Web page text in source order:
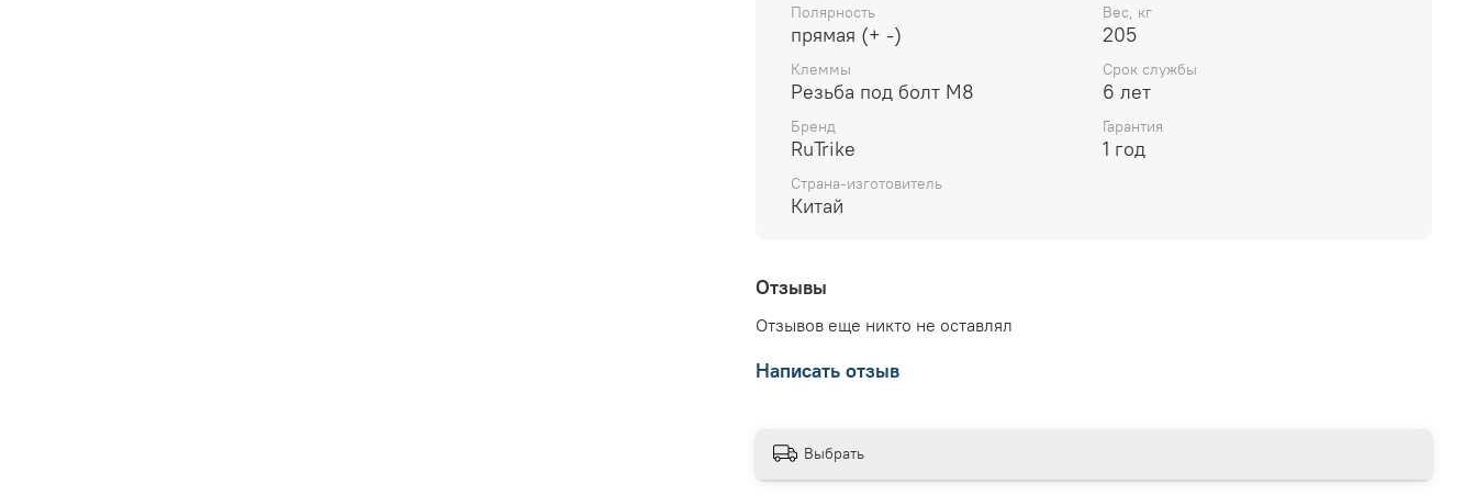
Полярность
прямая (+ -)
Вес, кг
205
Клеммы
Резьба под болт М8
Срок службы
6 лет
Бренд
RuTrike
Гарантия
1 год
Страна-изготовитель
Китай
Отзывы
Отзывов еще никто не оставлял
Написать отзыв
Выбрать